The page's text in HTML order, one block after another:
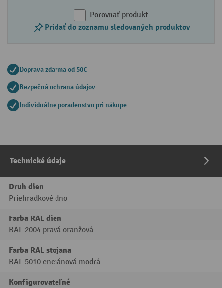
Porovnať produkt
Pridať do zoznamu sledovaných produktov
Doprava zdarma od 50€
Bezpečná ochrana údajov
Individuálne poradenstvo pri nákupe
Technické údaje
Druh dien
Priehradkové dno
Farba RAL dien
RAL 2004 pravá oranžová
Farba RAL stojana
RAL 5010 enciánová modrá
Konfigurovateľné